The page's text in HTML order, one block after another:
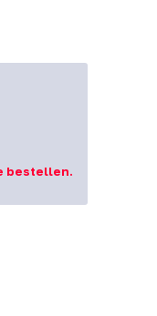
bestellen.